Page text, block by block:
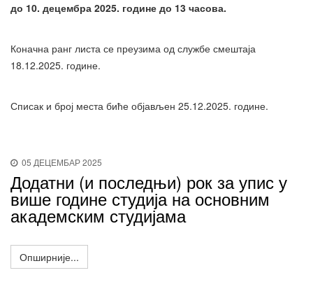
до 10. децембра 2025. године до 13 часова.
Коначна ранг листа се преузима од службе смештаја
18.12.2025. године.
Списак и број места биће објављен 25.12.2025. године.
05 ДЕЦЕМБАР 2025
Додатни (и последњи) рок за упис у
више године студија на основним
академским студијама
Опширније...